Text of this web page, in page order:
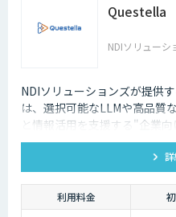
Questella
NDIソリューシ
NDIソリューションズが提供
は、選択可能なLLMや高品質
と情報活用を支援する"企業
ォームです。
利用料金